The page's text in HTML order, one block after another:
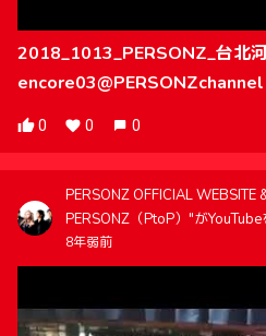
2018_1013_PERSONZ_台北
encore03@PERSONZchannel
0 0 0
PERSONZ OFFICIAL WEBSITE
PERSONZ（PtoP）"が
8年弱前